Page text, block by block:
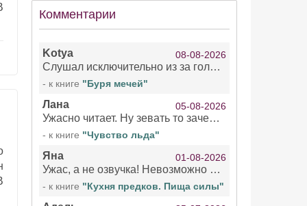
Комментарии
Kotya 08-08-2026
Слушал исключительно из за голоса девушки озвучивающей Арью Сансу и Кейтлин . Жаль что ее голос не озвучил остальное . При всем уважении к чтецами мужчинам/не. Интересно, есть ли с ее озвучкой еще какие нибудь книги?!
- к книге "Буря мечей"
Лана 05-08-2026
Ужасно читает. Ну зевать то зачем. Уже не говорю, что ударения ставит, как хочет.
- к книге "Чувство льда"
Яна 01-08-2026
Ужас, а не озвучка! Невозможно вникать в смысл текста из за кривляний чтеца
- к книге "Кухня предков. Пища силы"